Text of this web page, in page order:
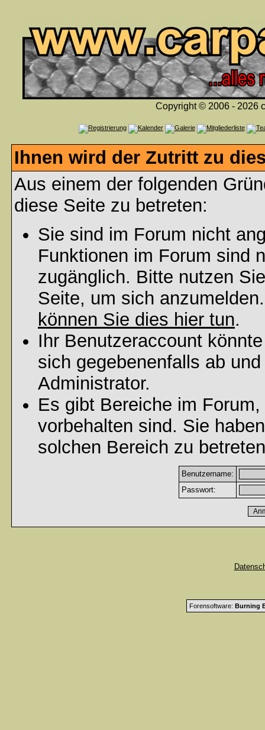
Copyright © 2006 - 2026
Ihnen wird der Zutritt zu
Aus einem der folgenden
diese Seite zu betreten:
Sie sind im Forum nicht
Funktionen im Forum sind
zugänglich. Bitte nutzen
Seite, um sich
können Sie dies hier tun.
Ihr Benutzeraccount
sich gegebenenfalls ab
Administrator.
Es gibt Bereiche im
vorbehalten sind. Sie
solchen Bereich zu
Benutzername:
Passwort:
Forensoftware: Burning